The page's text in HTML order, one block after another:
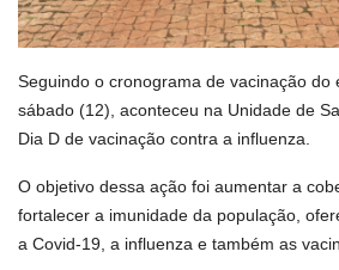
Seguindo o cronograma de vacinação do
sábado (12), aconteceu na Unidade de
Dia D de vacinação contra a influenza.
O objetivo dessa ação foi aumentar a
fortalecer a imunidade da população,
a Covid-19, a influenza e também as